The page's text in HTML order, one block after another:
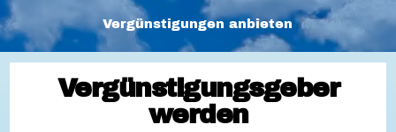
Vergünstigungen anbieten
Vergünstigungsgeber
werden